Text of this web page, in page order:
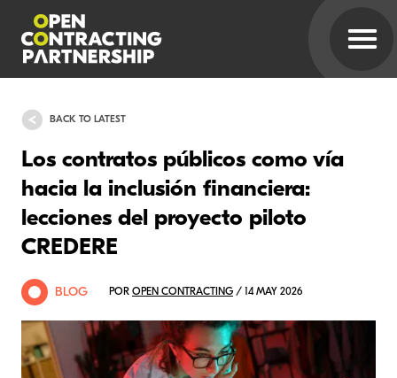
BACK TO LATEST
Los contratos públicos como vía
hacia la inclusión financiera:
lecciones del proyecto piloto
CREDERE
BLOG POR OPEN CONTRACTING / 14 MAY 2026